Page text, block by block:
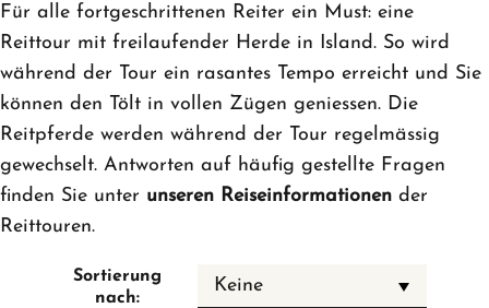
Für alle fortgeschrittenen Reiter ein Must: eine
Reittour mit freilaufender Herde in Island. So wird
während der Tour ein rasantes Tempo erreicht und Sie
können den Tölt in vollen Zügen geniessen. Die
Reitpferde werden während der Tour regelmässig
gewechselt. Antworten auf häufig gestellte Fragen
finden Sie unter unseren Reiseinformationen der
Reittouren.
Sortierung
nach:
Keine